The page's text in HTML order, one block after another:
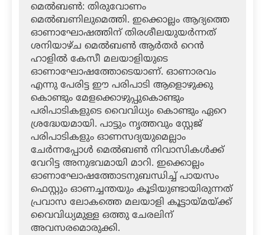
മെല്‍ബണ്‍: തിരുവോണം
മെല്‍ബണിലുമെത്തി. ഇക്കൊല്ലം ആദ്യത്തെ
ഓണാഘോഷത്തിന് തിരശീലയുയര്‍ന്നത്
ശനിയാഴ്ച മെല്‍ബണ്‍ ആര്‍തര്‍ റെന്‍
ഹാളില്‍ കേസീ മലയാളിയുടെ
ഓണാഘോഷത്തോടെയാണ്. ഓണാരവം
എന്നു പേരിട്ട ഈ പരിപാടി ആളൊഴുക്കു
കൊണ്ടും മേളക്കൊഴുപ്പുകൊണ്ടും
പരിപാടികളുടെ വൈവിധ്യം കൊണ്ടും ഏറെ
ശ്രദ്ധേയമായി. പാട്ടും നൃത്തവും സ്റ്റേജ്
പരിപാടികളും ഓണസദ്യയുമെല്ലാം
ചേര്‍ന്നപ്പോള്‍ മെല്‍ബണ്‍ നിവാസികള്‍ക്ക്
വേറിട്ട അനുഭവമായി മാറി. ഇക്കൊല്ലം
ഓണാഘോഷത്തോടനുബന്ധിച്ച് പായസം
ഫെസ്റ്റും ഓണച്ചന്തയും കൂടിയുണ്ടായിരുന്നത്
പ്രവാസ ലോകത്തെ മലയാളി കൂട്ടായ്മയ്ക്ക്
വൈവിധ്യമുള്ള ഒത്തു ചേരലിന്
അവസരമൊരുക്കി.